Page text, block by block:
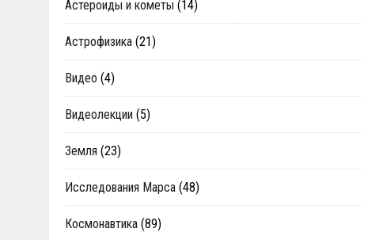
Астероиды и кометы (14)
Астрофизика (21)
Видео (4)
Видеолекции (5)
Земля (23)
Исследования Марса (48)
Космонавтика (89)